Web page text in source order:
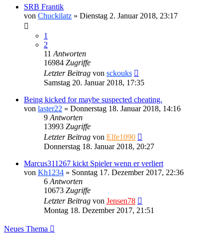
SRB Frantik
von Chuckilatz » Dienstag 2. Januar 2018, 23:17
1
2
11 Antworten
16984 Zugriffe
Letzter Beitrag von sckouks
Samstag 20. Januar 2018, 17:35
Being kicked for maybe suspected cheating.
von laster22 » Donnerstag 18. Januar 2018, 14:16
9 Antworten
13993 Zugriffe
Letzter Beitrag von Elfe1090
Donnerstag 18. Januar 2018, 20:27
Marcus311267 kickt Spieler wenn er verliert
von Kh1234 » Sonntag 17. Dezember 2017, 22:36
6 Antworten
10673 Zugriffe
Letzter Beitrag von Jensen78
Montag 18. Dezember 2017, 21:51
Neues Thema